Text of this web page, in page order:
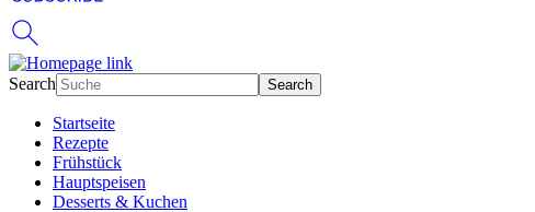
Search
Startseite
Rezepte
Frühstück
Hauptspeisen
Desserts & Kuchen